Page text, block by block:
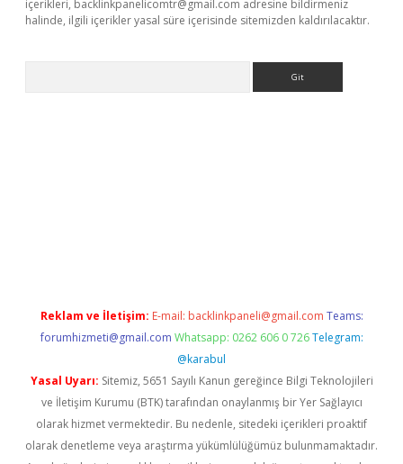
içerikleri, backlinkpanelicomtr@gmail.com adresine bildirmeniz
halinde, ilgili içerikler yasal süre içerisinde sitemizden kaldırılacaktır.
Reklam ve İletişim: E-mail: backlinkpaneli@gmail.com Teams:
forumhizmeti@gmail.com Whatsapp: 0262 606 0 726 Telegram:
@karabul
Yasal Uyarı: Sitemiz, 5651 Sayılı Kanun gereğince Bilgi Teknolojileri
ve İletişim Kurumu (BTK) tarafından onaylanmış bir Yer Sağlayıcı
olarak hizmet vermektedir. Bu nedenle, sitedeki içerikleri proaktif
olarak denetleme veya araştırma yükümlülüğümüz bulunmamaktadır.